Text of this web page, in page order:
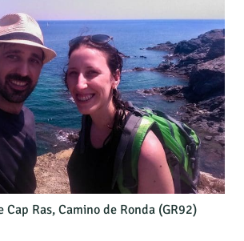
Cap Ras, Camino de Ronda (GR92)